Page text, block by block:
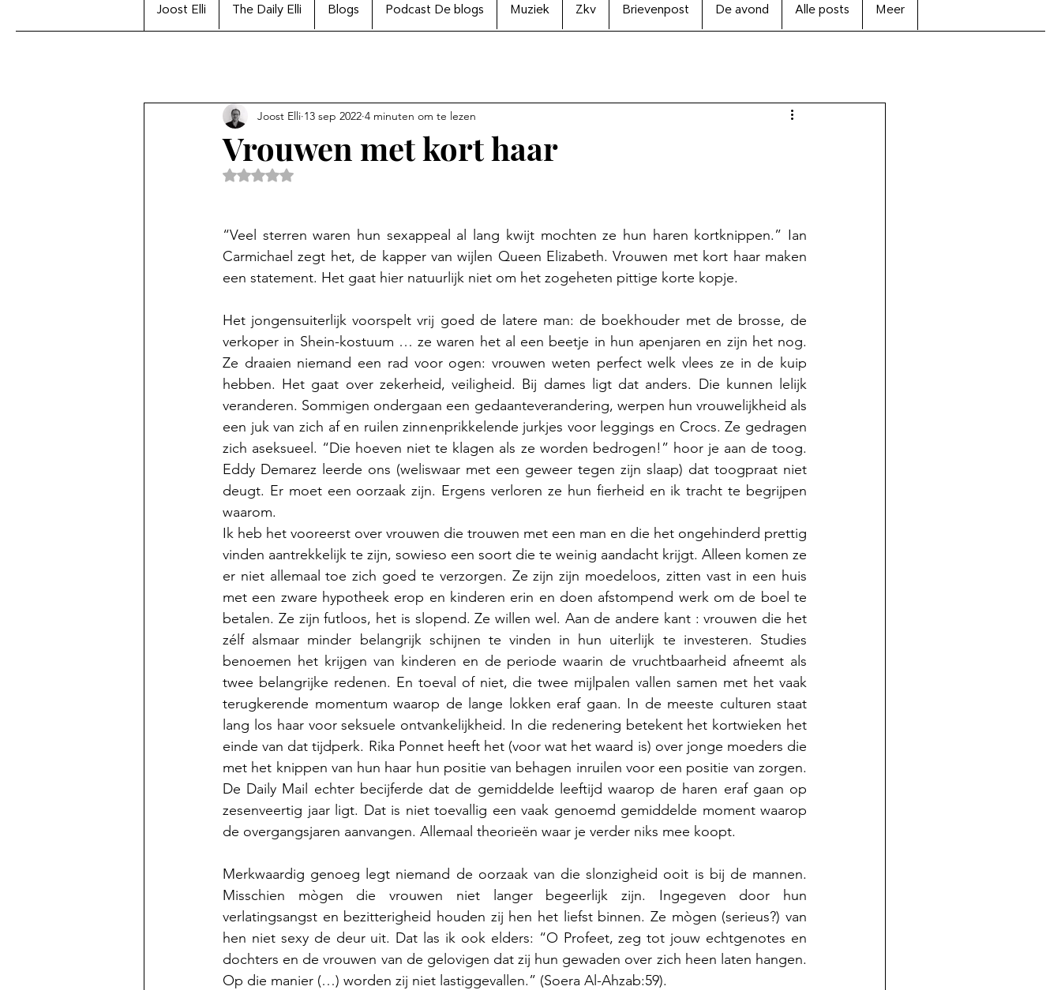
Joost Elli The Daily Elli Blogs Podcast De blogs Muziek Zkv Brievenpost De avond Alle posts Meer
Vrouwen met kort haar
Joost Elli 13 sep 2022 4 minuten om te lezen
Beoordeeld met NaN uit 5 sterren.
“Veel sterren waren hun sexappeal al lang kwijt mochten ze hun haren kortknippen.” Ian
Carmichael zegt het, de kapper van wijlen Queen Elizabeth. Vrouwen met kort haar maken
een statement. Het gaat hier natuurlijk niet om het zogeheten pittige korte kopje.
Het jongensuiterlijk voorspelt vrij goed de latere man: de boekhouder met de brosse, de
verkoper in Shein-kostuum … ze waren het al een beetje in hun apenjaren en zijn het nog.
Ze draaien niemand een rad voor ogen: vrouwen weten perfect welk vlees ze in de kuip
hebben. Het gaat over zekerheid, veiligheid. Bij dames ligt dat anders. Die kunnen lelijk
veranderen. Sommigen ondergaan een gedaanteverandering, werpen hun vrouwelijkheid als
een juk van zich af en ruilen zinnenprikkelende jurkjes voor leggings en Crocs. Ze gedragen
zich aseksueel. “Die hoeven niet te klagen als ze worden bedrogen!” hoor je aan de toog.
Eddy Demarez leerde ons (weliswaar met een geweer tegen zijn slaap) dat toogpraat niet
deugt. Er moet een oorzaak zijn. Ergens verloren ze hun fierheid en ik tracht te begrijpen
waarom.
Ik heb het vooreerst over vrouwen die trouwen met een man en die het ongehinderd prettig
vinden aantrekkelijk te zijn, sowieso een soort die te weinig aandacht krijgt. Alleen komen ze
er niet allemaal toe zich goed te verzorgen. Ze zijn zijn moedeloos, zitten vast in een huis
met een zware hypotheek erop en kinderen erin en doen afstompend werk om de boel te
betalen. Ze zijn futloos, het is slopend. Ze willen wel. Aan de andere kant : vrouwen die het
zélf alsmaar minder belangrijk schijnen te vinden in hun uiterlijk te investeren. Studies
benoemen het krijgen van kinderen en de periode waarin de vruchtbaarheid afneemt als
twee belangrijke redenen. En toeval of niet, die twee mijlpalen vallen samen met het vaak
terugkerende momentum waarop de lange lokken eraf gaan. In de meeste culturen staat
lang los haar voor seksuele ontvankelijkheid. In die redenering betekent het kortwieken het
einde van dat tijdperk. Rika Ponnet heeft het (voor wat het waard is) over jonge moeders die
met het knippen van hun haar hun positie van behagen inruilen voor een positie van zorgen.
De Daily Mail echter becijferde dat de gemiddelde leeftijd waarop de haren eraf gaan op
zesenveertig jaar ligt. Dat is niet toevallig een vaak genoemd gemiddelde moment waarop
de overgangsjaren aanvangen. Allemaal theorieën waar je verder niks mee koopt.
Merkwaardig genoeg legt niemand de oorzaak van die slonzigheid ooit is bij de mannen.
Misschien mògen die vrouwen niet langer begeerlijk zijn. Ingegeven door hun
verlatingsangst en bezitterigheid houden zij hen het liefst binnen. Ze mògen (serieus?) van
hen niet sexy de deur uit. Dat las ik ook elders: “O Profeet, zeg tot jouw echtgenotes en
dochters en de vrouwen van de gelovigen dat zij hun gewaden over zich heen laten hangen.
Op die manier (…) worden zij niet lastiggevallen.” (Soera Al-Ahzab:59).